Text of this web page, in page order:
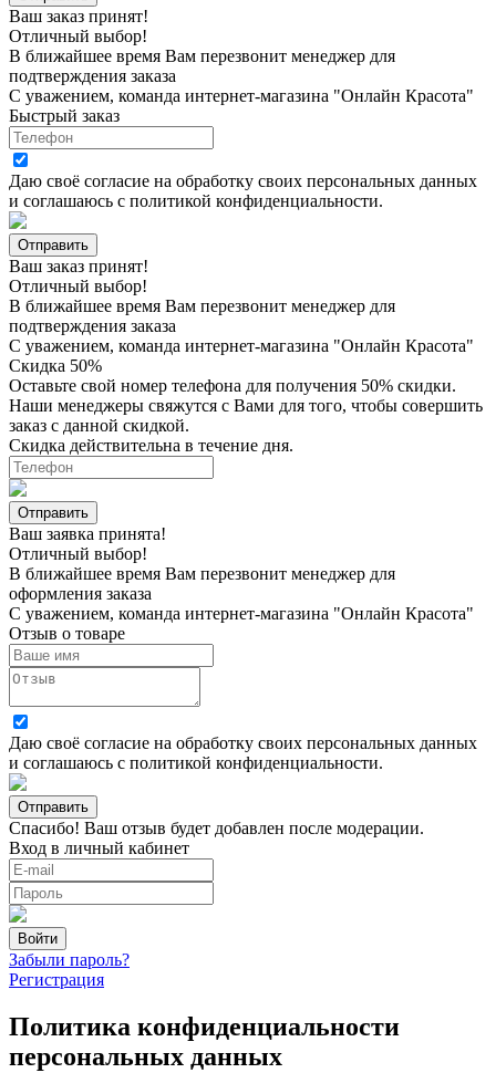
Ваш заказ принят!
Отличный выбор!
В ближайшее время Вам перезвонит менеджер для
подтверждения заказа
С уважением, команда интернет-магазина "Онлайн Красота"
Быстрый заказ
Даю своё согласие на обработку своих персональных данных
и соглашаюсь с политикой конфиденциальности.
Ваш заказ принят!
Отличный выбор!
В ближайшее время Вам перезвонит менеджер для
подтверждения заказа
С уважением, команда интернет-магазина "Онлайн Красота"
Скидка 50%
Оставьте свой номер телефона для получения 50% скидки.
Наши менеджеры свяжутся с Вами для того, чтобы совершить
заказ с данной скидкой.
Скидка действительна в течение дня.
Ваш заявка принята!
Отличный выбор!
В ближайшее время Вам перезвонит менеджер для
оформления заказа
С уважением, команда интернет-магазина "Онлайн Красота"
Отзыв о товаре
Даю своё согласие на обработку своих персональных данных
и соглашаюсь с политикой конфиденциальности.
Спасибо! Ваш отзыв будет добавлен после модерации.
Вход в личный кабинет
Забыли пароль?
Регистрация
Политика конфиденциальности
персональных данных